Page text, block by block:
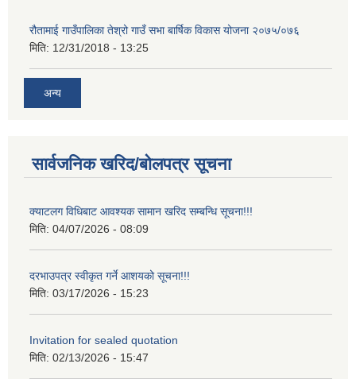
रौतामाई गाउँपालिका तेश्रो गाउँ सभा बार्षिक विकास योजना २०७५/०७६
मिति: 12/31/2018 - 13:25
अन्य
सार्वजनिक खरिद/बोलपत्र सूचना
क्याटलग विधिबाट आवश्यक सामान खरिद सम्बन्धि सूचना!!!
मिति: 04/07/2026 - 08:09
दरभाउपत्र स्वीकृत गर्ने आशयको सूचना!!!
मिति: 03/17/2026 - 15:23
Invitation for sealed quotation
मिति: 02/13/2026 - 15:47